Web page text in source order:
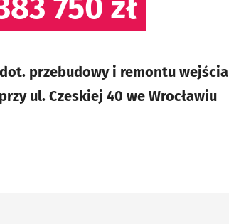
przebudowy i remontu wejścia
ul. Czeskiej 40 we Wrocławiu